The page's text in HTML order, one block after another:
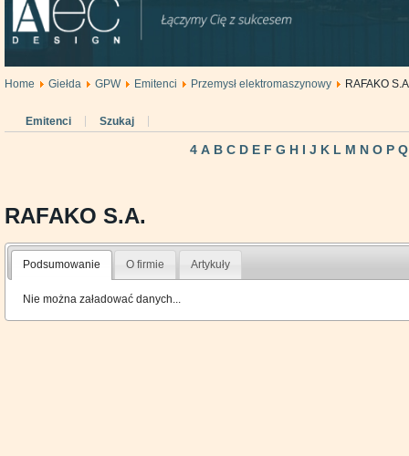
Home Giełda GPW Emitenci Przemysł elektromaszynowy RAFAKO
Emitenci Szukaj
4 A B C D E F G H I J K L M N O P Q
RAFAKO S.A.
Podsumowanie O firmie Artykuły
Nie można załadować danych...